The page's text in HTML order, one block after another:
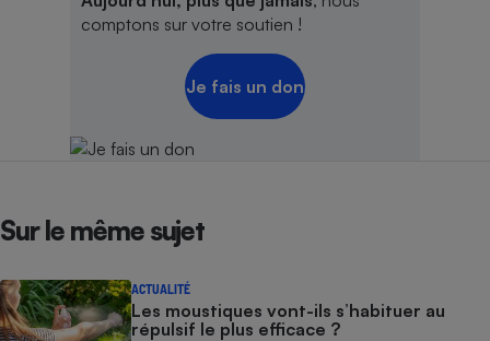
comptons sur votre soutien !
Je fais un don
Sur le même sujet
ACTUALITÉ
Les moustiques vont-ils s’habituer au
répulsif le plus efficace ?